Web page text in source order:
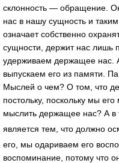
склонность — обращение.
нас в нашу сущность и
означает собственно
сущности, держит нас лишь
удерживаем держащее нас.
выпускаем его из памяти.
Мыслей о чем? О том, что
постольку, поскольку мы
мыслить держащее нас? А в
является тем, что должно
его, мы одариваем его
воспоминание, потому что